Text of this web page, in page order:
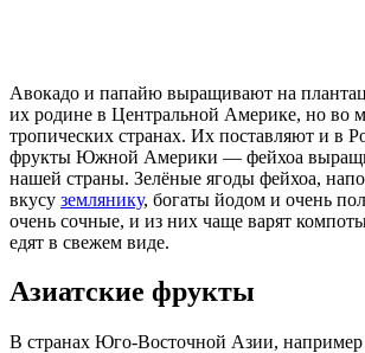
Авокадо и папайю выращивают на
их родине в Центральной Америке, но во
тропических странах. Их поставляют и в
фрукты Южной Америки — фейхоа
нашей страны. Зелёные ягоды фейхоа,
вкусу землянику, богаты йодом и очень
очень сочные, и из них чаще варят
едят в свежем виде.
Азиатские фрукты
В странах Юго-Восточной Азии,